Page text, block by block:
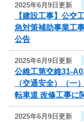
2025年6月9日更新
【建設工事】公
急対策補助事業工
公告
2025年6月9日更新
公維工第交維31-
（交通安全）（
転車道 改修工事に
2025年6月9日更新